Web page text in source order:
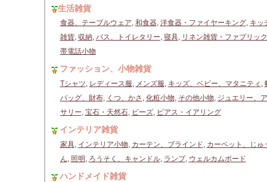
生活雑貨
食器、テーブルウェア, 和食器, 洋食器・ファイヤーキング, キッ
雑貨, 収納, バス、トイレタリー, 寝具, リネン雑貨・ファブリック
帯電話小物
ファッション、小物雑貨
Tシャツ, レディース服, メンズ服, キッズ、ベビー、マタニティ ,
バッグ、財布, くつ、かさ , 化粧小物, その他小物, ジュエリー、
サリー, 宝石・天然石, ビーズ, ピアス・イアリング
インテリア雑貨
家具, インテリア小物, カーテン、ブラインド, カーペット、じゅ
ん, 照明 , ろうそく、キャンドル, ランプ, ウェルカムボード
ハンドメイド雑貨